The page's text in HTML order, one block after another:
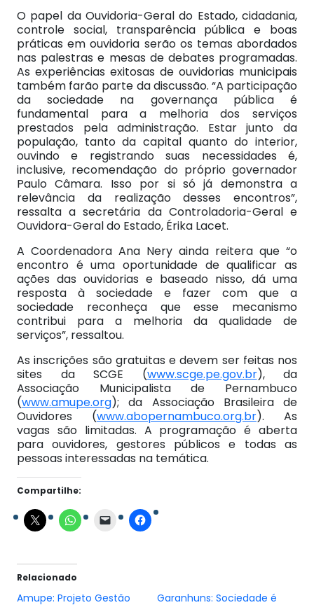
O papel da Ouvidoria-Geral do Estado, cidadania,
controle social, transparência pública e boas
práticas em ouvidoria serão os temas abordados
nas palestras e mesas de debates programadas.
As experiências exitosas de ouvidorias municipais
também farão parte da discussão. “A participação
da sociedade na governança pública é
fundamental para a melhoria dos serviços
prestados pela administração. Estar junto da
população, tanto da capital quanto do interior,
ouvindo e registrando suas necessidades é,
inclusive, recomendação do próprio governador
Paulo Câmara. Isso por si só já demonstra a
relevância da realização desses encontros”,
ressalta a secretária da Controladoria-Geral e
Ouvidora-Geral do Estado, Érika Lacet.
A Coordenadora Ana Nery ainda reitera que “o
encontro é uma oportunidade de qualificar as
ações das ouvidorias e baseado nisso, dá uma
resposta à sociedade e fazer com que a
sociedade reconheça que esse mecanismo
contribui para a melhoria da qualidade de
serviços”, ressaltou.
As inscrições são gratuitas e devem ser feitas nos
sites da SCGE (www.scge.pe.gov.br), da
Associação Municipalista de Pernambuco
(www.amupe.org); da Associação Brasileira de
Ouvidores (www.abopernambuco.org.br). As
vagas são limitadas. A programação é aberta
para ouvidores, gestores públicos e todas as
pessoas interessadas na temática.
Compartilhe:
Relacionado
Amupe: Projeto Gestão Garanhuns: Sociedade é